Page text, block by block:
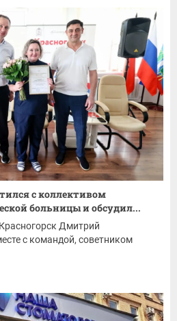
с коллективом
больницы и обсудил...
Дмитрий
с командой, советником